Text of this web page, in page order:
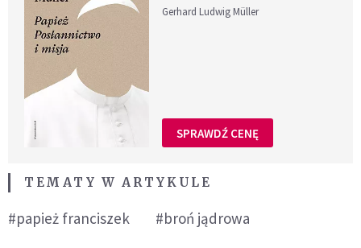
Gerhard Ludwig Müller
SPRAWDŹ CENĘ
TEMATY W ARTYKULE
#papież franciszek #broń jądrowa